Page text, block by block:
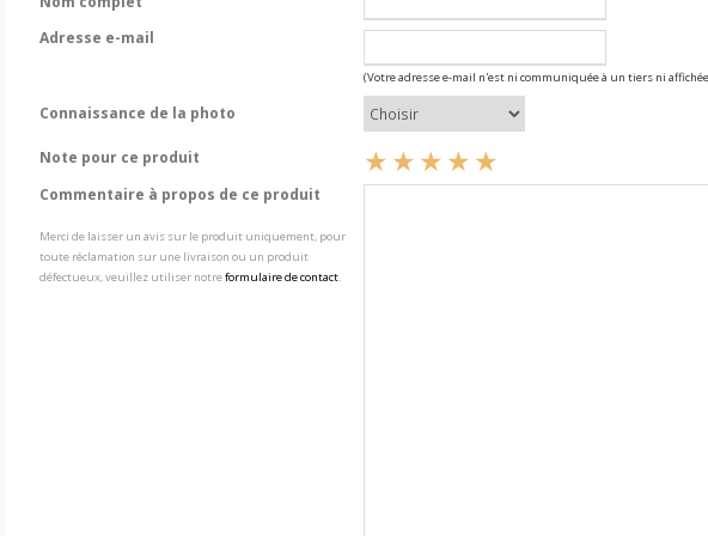
Adresse e-mail
(Votre adresse e-mail n'est ni communiquée à un tiers ni
Connaissance de la photo
Note pour ce produit
Commentaire à propos de ce produit
Merci de laisser un avis sur le produit uniquement, pour
toute réclamation sur une livraison ou un produit
défectueux, veuillez utiliser notreformulaire de contact.